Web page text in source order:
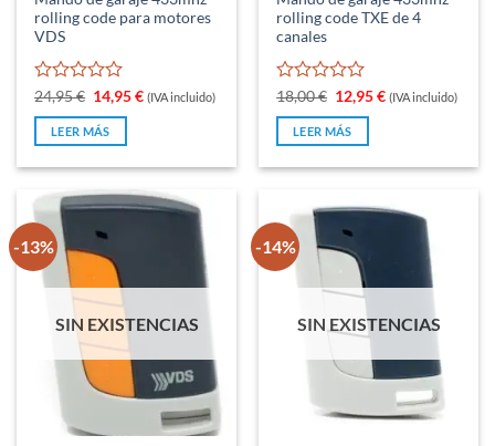
rolling code para motores
VDS
Valorado
con
de
5
24,95€ El
precio
original
era:
14,95€El
precio
(IVA incluido)
LEER MÁS
rolling code TXE de 4
canales
Valorado
con
de
5
18,00€ El
precio
original
era:
12,95€El
precio
(IVA incluido)
LEER MÁS
-13%
SIN EXISTENCIAS
-14%
SIN EXISTENCIAS